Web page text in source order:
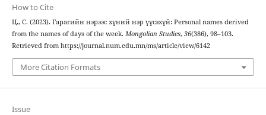
How to Cite
Ц., С. (2023). Гарагийн нэрээс хүний нэр үүсэхүй: Personal names derived
from the names of days of the week. Mongolian Studies, 36(386), 98–103.
Retrieved from https://journal.num.edu.mn/ms/article/view/6142
More Citation Formats
Issue